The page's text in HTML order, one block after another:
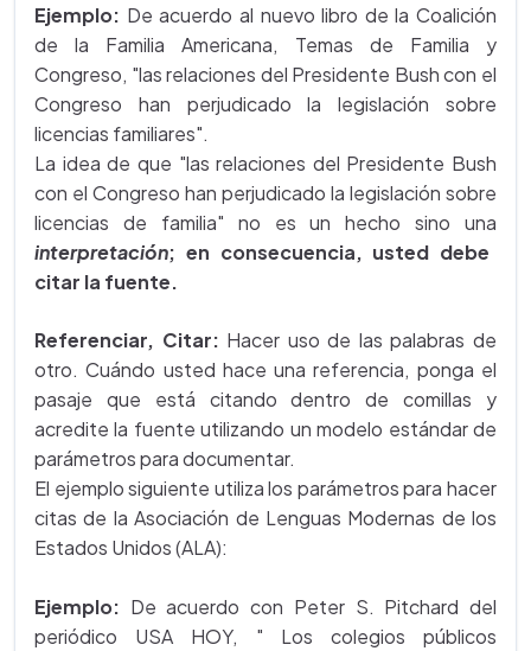
Ejemplo: De acuerdo al nuevo libro de la Coalición
de la Familia Americana, Temas de Familia y
Congreso, "las relaciones del Presidente Bush con el
Congreso han perjudicado la legislación sobre
licencias familiares".
La idea de que "las relaciones del Presidente Bush
con el Congreso han perjudicado la legislación sobre
licencias de familia" no es un hecho sino una
interpretación; en consecuencia, usted debe
citar la fuente.
Referenciar, Citar: Hacer uso de las palabras de
otro. Cuándo usted hace una referencia, ponga el
pasaje que está citando dentro de comillas y
acredite la fuente utilizando un modelo estándar de
parámetros para documentar.
El ejemplo siguiente utiliza los parámetros para hacer
citas de la Asociación de Lenguas Modernas de los
Estados Unidos (ALA):
Ejemplo: De acuerdo con Peter S. Pitchard del
periódico USA HOY, " Los colegios públicos